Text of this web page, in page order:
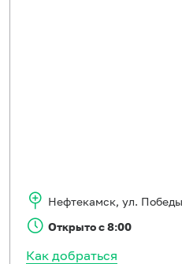
Нефтекамск, ул.
Открыто с 8:00
Как добраться